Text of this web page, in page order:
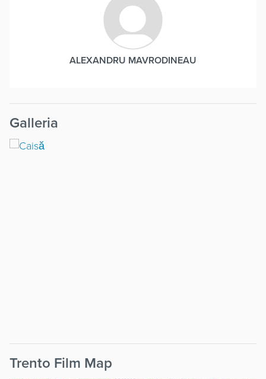
ALEXANDRU MAVRODINEAU
Galleria
Trento Film Map